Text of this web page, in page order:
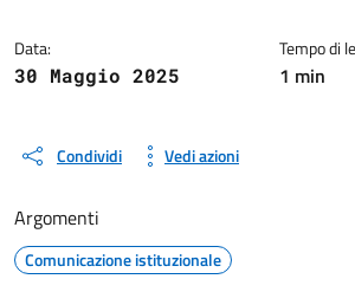
Data:
30 Maggio 2025
Tempo di
1 min
Condividi Vedi azioni
Argomenti
Comunicazione istituzionale